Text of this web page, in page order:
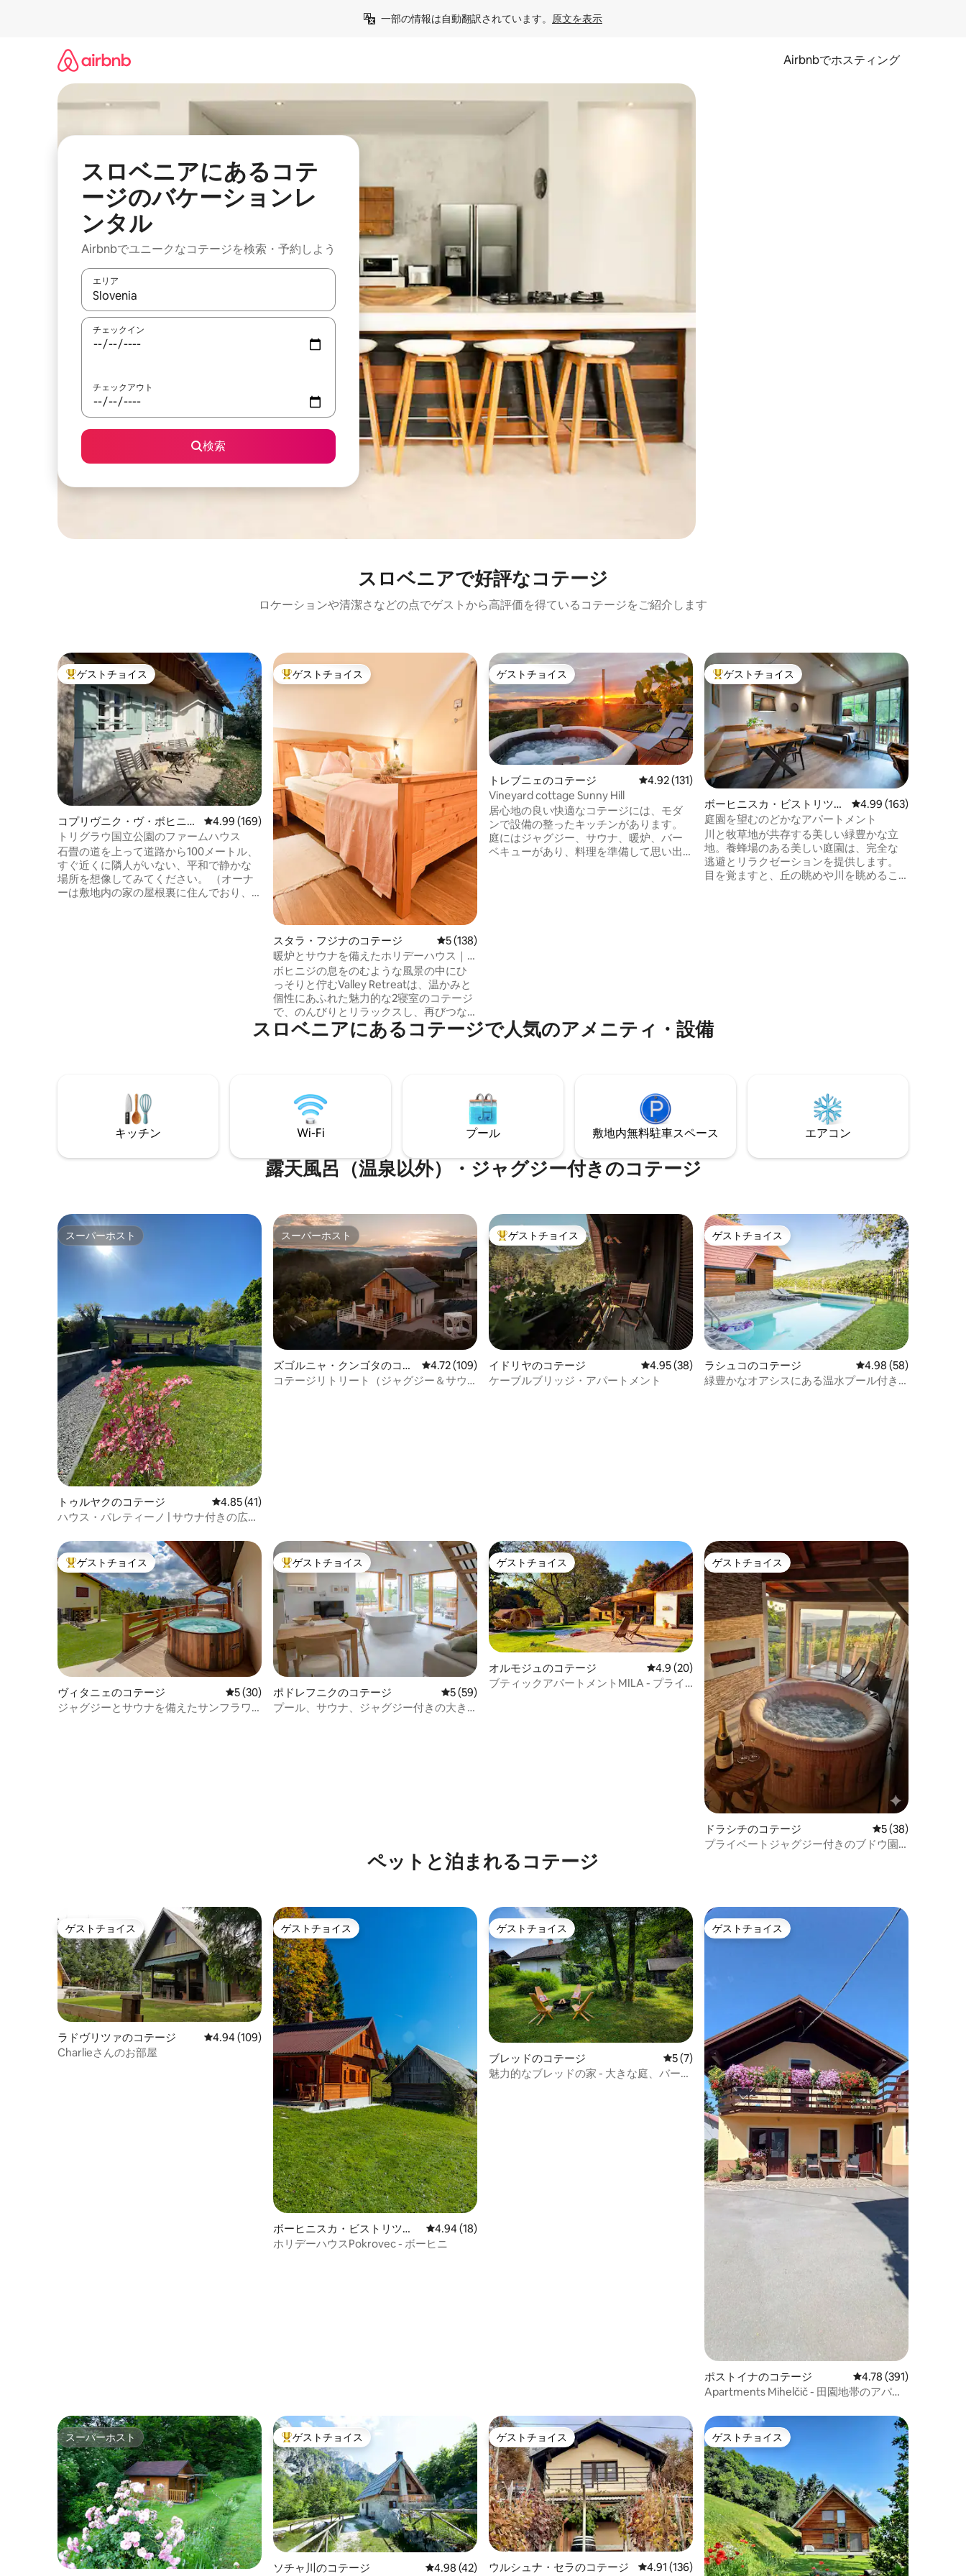
一部の情報は自動翻訳されています。 原文を表示
Airbnbでホスティング
スロベニアにあるコテ
ージのバケーションレ
ンタル
Airbnbでユニークなコテージを検索・予約しよう
エリア
検索結果が表示されたら、上下の矢印キーを使って移動するか、画面をタッチまたはスワイプして検索結果を確認することができます。
チェックイン
チェックアウト
検索
スロベニアで好評なコテージ
ロケーションや清潔さなどの点でゲストから高評価を得ているコテージをご紹介します
大好評のゲストチョイスです。
ゲストチョイス
コプリヴニク・ヴ・ボヒニュ
のコテージ
レビュー169件、5つ星中4.99つ星の平均評価
4.99 (169)
トリグラウ国立公園のファームハウス
石畳の道を上って道路から100メートル、
すぐ近くに隣人がいない、平和で静かな
場所を想像してみてください。 （オーナ
ーは敷地内の家の屋根裏に住んでおり、
大好評のゲストチョイスです。
ゲストチョイス
スタラ・フジナのコテージ レビュー138件、5つ星中5つ星の平均評価
5 (138)
暖炉とサウナを備えたホリデーハウス｜
自然を満喫しよう
ボヒニジの息をのむような風景の中にひ
っそりと佇むValley Retreatは、温かみと
個性にあふれた魅力的な2寝室のコテージ
で、のんびりとリラックスし、再びつな
がりを持つことができます。 手作りの家
具から、心のこもったディテールまで、
没頭したりして、穏やかな環境の中で心
配事を忘れてください。 ✨ 素晴らしい景
色を楽しみに来てください。気持ちを満
たす滞在を✨
ゲストチョイス
ゲストチョイス
トレブニェのコテージ レビュー131件、5つ星中4.92つ星の平均評価
4.92 (131)
Vineyard cottage Sunny Hill
居心地の良い快適なコテージには、モダ
ンで設備の整ったキッチンがあります。
庭にはジャグジー、サウナ、暖炉、バー
ベキューがあり、料理を準備して思い出
大好評のゲストチョイスです。
ゲストチョイス
ボーヒニスカ・ビストリツァ
のコテージ
レビュー163件、5つ
4.99 (163)
庭園を望むのどかなアパートメント
川と牧草地が共存する美しい緑豊かな立
地。養蜂場のある美しい庭園は、完全な
逃避とリラクゼーションを提供します。
目を覚ますと、丘の眺めや川を眺めるこ
スロベニアにあるコテージで人気のアメニティ・設備
キッチン Wi-Fi プール 敷地内無料駐⁠車ス⁠ペ⁠ー⁠ス エアコン
露天風呂（温泉以外）・ジャグジー付きのコテージ
スーパーホスト
スーパーホスト
トゥルヤクのコテージ レビュー41件、5つ星中4.85つ星の平均評価
4.85 (41)
ハウス・パレティーノ | サウナ付きの広い
スーパーホスト
スーパーホスト
ズゴルニャ・クンゴタのコテ
ージ
レビュー109件、5つ星中4.72つ星の平均評価
4.72 (109)
コテージリトリート（ジャグジー＆サウ
大好評のゲストチョイスです。
ゲストチョイス
イドリヤのコテージ レビュー38件、5つ星中4.95つ星の平均評価
4.95 (38)
ケーブルブリッジ・アパートメント
ゲストチョイス
ゲストチョイス
ラシュコのコテージ レビュー58件、5つ星
4.98 (58)
緑豊かなオアシスにある温水プール付き
大好評のゲストチョイスです。
ゲストチョイス
ヴィタニェのコテージ レビュー30件、5つ星中5つ星の平均評価
5 (30)
ジャグジーとサウナを備えたサンフラワ
大好評のゲストチョイスです。
ゲストチョイス
ポドレフニクのコテージ レビュー59件、5つ星中5つ星の平均評価
5 (59)
プール、サウナ、ジャグジー付きの大き
ゲストチョイス
ゲストチョイス
オルモジュのコテージ レビュー20件、5つ星中4.9つ星の平均評価
4.9 (20)
ブティックアパートメントMILA - プライ
ゲストチョイス
ゲストチョイス
ドラシチのコテージ レビュー38件、5
5 (38)
プライベートジャグジー付きのブドウ園
ペットと泊まれるコテージ
ゲストチョイス
ゲストチョイス
ラドヴリツァのコテージ レビュー109件、5つ星中4.94つ星の平均評価
4.94 (109)
Charlieさんのお部屋
ゲストチョイス
ゲストチョイス
ボーヒニスカ・ビストリツァ
のコテージ
レビュー18件、5つ星中4.94つ星の平均評価
4.94 (18)
ホリデーハウスPokrovec - ボーヒニ
ゲストチョイス
ゲストチョイス
ブレッドのコテージ レビュー7件、5つ星中5つ星の平均評価
5 (7)
魅力的なブレッドの家 - 大きな庭、バーベ
ゲストチョイス
ゲストチョイス
ポストイナのコテージ レビュー391件、5つ
4.78 (391)
Apartments Mihelčič - 田園地帯のアパー
スーパーホスト
スーパーホスト 大好評のゲストチョイスです。
ゲストチョイス
ソチャ川のコテージ レビュー42件、5つ星中4.98つ星の平均評価
4.98 (42)
ゲストチョイス
ゲストチョイス
ウルシュナ・セラのコテージ レビュー136件、5つ星中4.91つ星の平均評価
4.91 (136)
ゲストチョイス
ゲストチョイス